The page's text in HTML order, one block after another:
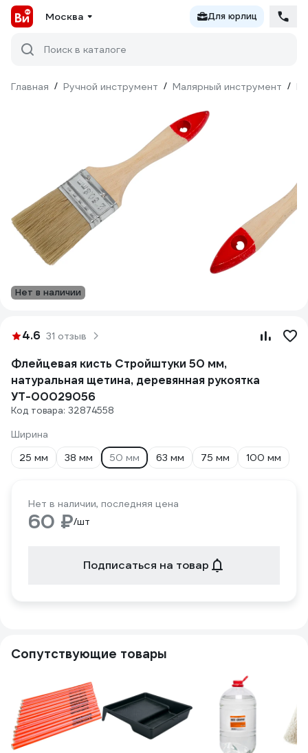
Москва Для юрлиц
Поиск в каталоге
Главная / Ручной инструмент / Малярный инструмент /
Нет в наличии
4.6 31 отзыв
Флейцевая кисть Стройштуки 50 мм,
натуральная щетина, деревянная рукоятка
УТ-00029056
Код товара: 32874558
Ширина
25 мм
38 мм 50 мм 63 мм 75 мм 100 мм
Нет в наличии, последняя цена
60 ₽/шт
Подписаться на товар
Сопутствующие товары